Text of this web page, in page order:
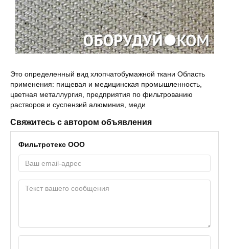
Это определенный вид хлопчатобумажной ткани Область
применения: пищевая и медицинская промышленность,
цветная металлургия, предприятия по фильтрованию
растворов и суспензий алюминия, меди
Свяжитесь с автором объявления
Фильтротекс ООО